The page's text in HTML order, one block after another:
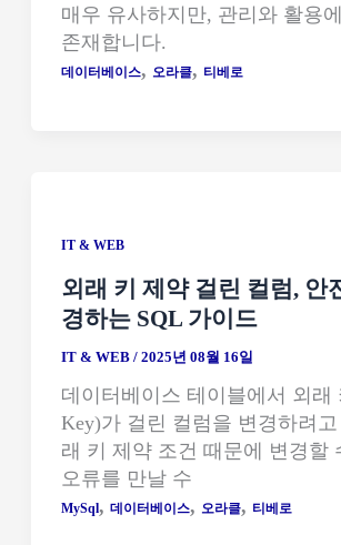
매우 유사하지만, 관리와 활용
존재합니다.
데이터베이스, 오라클, 티베로
IT & WEB
외래 키 제약 걸린 컬럼, 안
경하는 SQL 가이드
IT & WEB /2025년 08월 16일
데이터베이스 테이블에서 외래
Key)가 걸린 컬럼을 변경하려고
래 키 제약 조건 때문에 변경할
오류를 만날 수
MySql,데이터베이스, 오라클, 티베로